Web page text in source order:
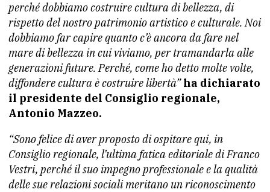
perché dobbiamo costruire cultura di bellezza, di
rispetto del nostro patrimonio artistico e culturale. Noi
dobbiamo far capire quanto c’è ancora da fare nel
mare di bellezza in cui viviamo, per tramandarla alle
generazioni future. Perché, come ho detto molte volte,
diffondere cultura è costruire libertà” ha dichiarato
il presidente del Consiglio regionale,
Antonio Mazzeo.
“Sono felice di aver proposto di ospitare qui, in
Consiglio regionale, l’ultima fatica editoriale di Franco
Vestri, perché il suo impegno professionale e la qualità
delle sue relazioni sociali meritano un riconoscimento